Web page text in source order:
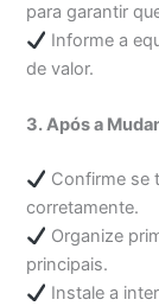
para garantir
Informe a
de valor.
3. Após a
Confirme se
corretamente.
Organize
principais.
Instale a